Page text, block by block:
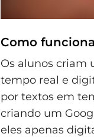
Como
Os alunos criam
tempo real e
por textos em
criando um
eles apenas